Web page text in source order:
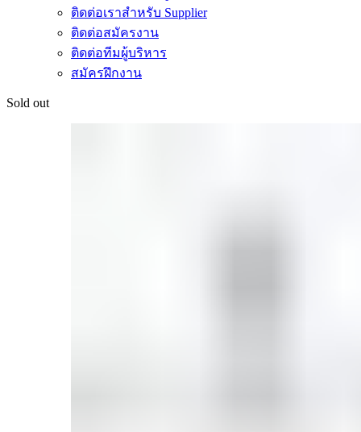
ติดต่อเราสำหรับ Supplier
ติดต่อสมัครงาน
ติดต่อทีมผู้บริหาร
สมัครฝึกงาน
Sold out